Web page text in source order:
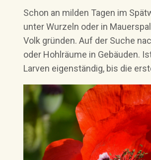
Schon an milden Tagen im
unter Wurzeln oder in
Volk gründen. Auf der Suche
oder Hohlräume in Gebäuden.
Larven eigenständig, bis die